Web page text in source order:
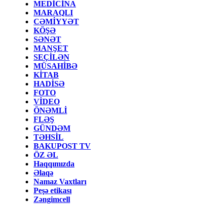
MEDİCİNA
MARAQLI
CƏMİYYƏT
KÖŞƏ
SƏNƏT
MANŞET
SEÇİLƏN
MÜSAHİBƏ
KİTAB
HADİSƏ
FOTO
VİDEO
ÖNƏMLİ
FLƏŞ
GÜNDƏM
TƏHSİL
BAKUPOST TV
ÖZ ƏL
Haqqımızda
Əlaqə
Namaz Vaxtları
Peşə etikası
Zəngimcell